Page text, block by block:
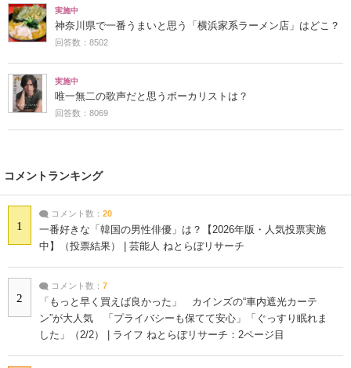
実施中
神奈川県で一番うまいと思う「横浜家系ラーメン店」はどこ？
回答数：8502
実施中
唯一無二の歌声だと思うボーカリストは？
回答数：8069
コメントランキング
1
コメント数： 20
一番好きな「韓国の男性俳優」は？【2026年版・人気投票実施
中】（投票結果） | 芸能人 ねとらぼリサーチ
2
コメント数： 7
「もっと早く買えば良かった」 カインズの“車内遮光カーテ
ン”が大人気 「プライバシーも保てて安心」「ぐっすり眠れま
した」（2/2） | ライフ ねとらぼリサーチ：2ページ目